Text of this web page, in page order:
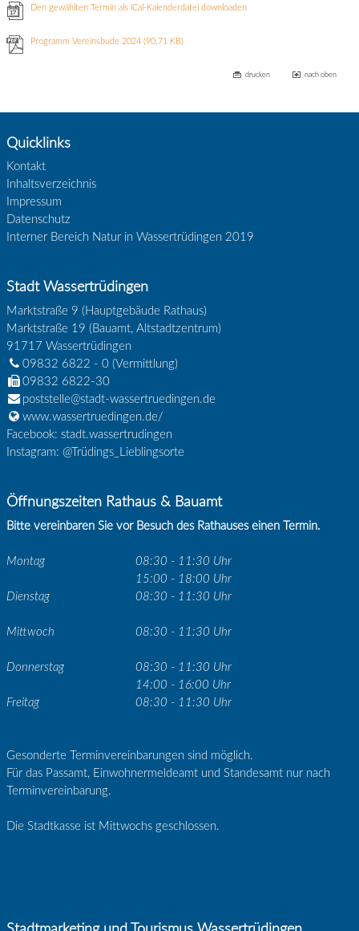
Den gewählten Termin als iCal-Kalenderdatei downloaden
Programm Vereinsbude 2024(90.71 KB)
drucken nach oben
Quicklinks
Kontakt
Inhaltsverzeichnis
Impressum
Datenschutz
Interner Bereich Natur in Wassertrüdingen 2019
Stadt Wassertrüdingen
Marktstraße 9 (Hauptgebäude Rathaus)
Marktstraße 19 (Bauamt, Altstadtzentrum)
91717 Wassertrüdingen
09832 6822 - 0(Vermittlung)
09832 6822-30
poststelle@stadt-wassertruedingen.de
www.wassertruedingen.de/
Facebook: stadt.wassertrudingen
Instagram: @Trüdings_Lieblingsorte
Öffnungszeiten Rathaus & Bauamt
Bitte vereinbaren Sie vor Besuch des Rathauses einen Termin.
Montag
08:30 - 11:30 Uhr
15:00 - 18:00 Uhr
Dienstag
08:30 - 11:30 Uhr
Mittwoch 08:30 - 11:30 Uhr
Donnerstag
08:30 - 11:30 Uhr
14:00 - 16:00 Uhr
Freitag
08:30 - 11:30 Uhr
Gesonderte Terminvereinbarungen sind möglich.
Für das Passamt, Einwohnermeldeamt und Standesamt nur nach
Terminvereinbarung.
Die Stadtkasse ist Mittwochs geschlossen.